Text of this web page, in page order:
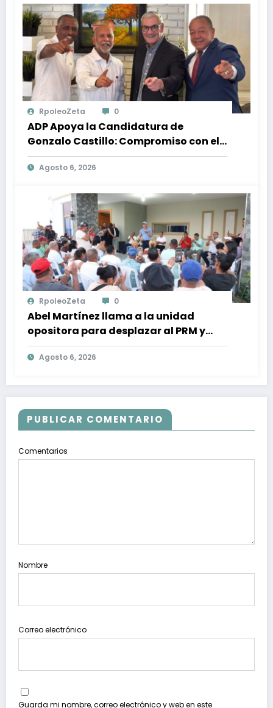
RpoleoZeta 0
ADP Apoya la Candidatura de
Gonzalo Castillo: Compromiso con el
Desarrollo Nacional y la Participación
Política
Agosto 6, 2026
RpoleoZeta 0
Abel Martínez llama a la unidad
opositora para desplazar al PRM y
recuperar la confianza ciudadana
Agosto 6, 2026
PUBLICAR COMENTARIO
Comentarios
Nombre
Correo electrónico
Guarda mi nombre, correo electrónico y web en este